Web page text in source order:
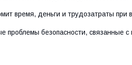
время, деньги и трудозатраты при
проблемы безопасности, связанные